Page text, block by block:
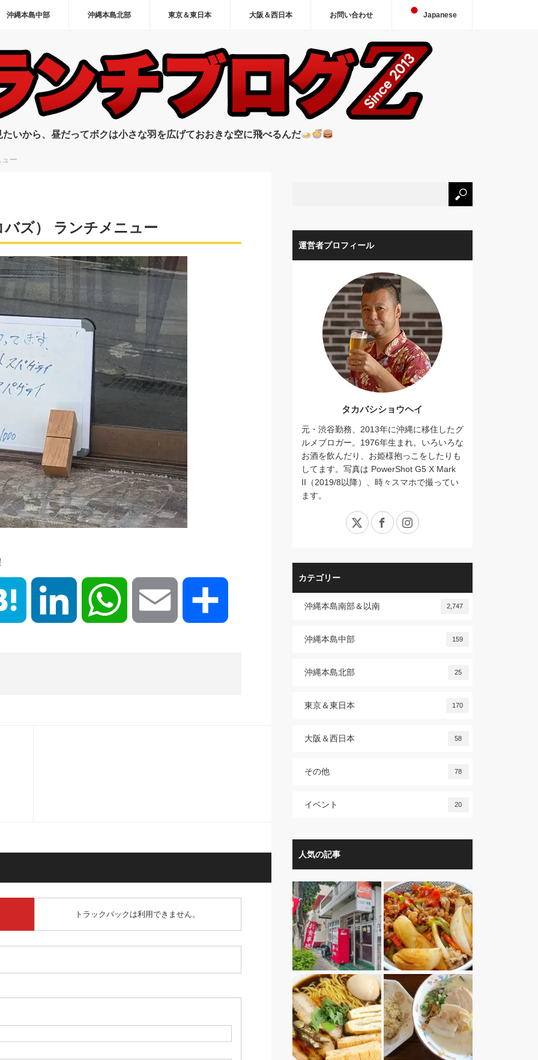
沖縄本島中部 沖縄本島北部 東京＆東日本 大阪＆西日本 お問い合わせ Japanese
いから、昼だってボクは小さな羽を広げておおきな空に飛べるんだ
ー
バズ） ランチメニュー
Hatena LinkedIn WhatsApp Email
トラックバックは利用できません。
運営者プロフィール
タカバシショウヘイ
元・渋谷勤務、2013年に沖縄に移住したグ
ルメブロガー。1976年生まれ。いろいろな
お酒を飲んだり、お姫様抱っこをしたりも
してます。写真は PowerShot G5 X Mark
II（2019/8以降）、時々スマホで撮ってい
ます。
X FacebookInstagram
カテゴリー
沖縄本島南部＆以南 2,747
沖縄本島中部 159
沖縄本島北部 25
東京＆東日本 170
大阪＆西日本 58
その他 78
イベント 20
人気の記事